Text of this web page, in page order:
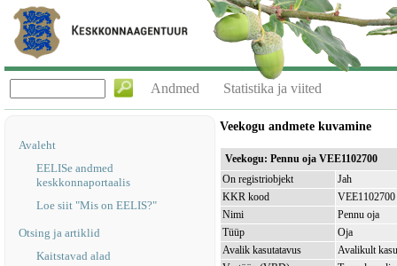
Andmed Statistika ja viited
Avaleht
EELISe andmed
keskkonnaportaalis
Loe siit "Mis on EELIS?"
Otsing ja artiklid
Kaitstavad alad
Veekogu andmete kuvamine
Veekogu: Pennu oja VEE1102700
On registriobjekt
Jah
KKR kood
VEE1102700
Nimi
Pennu oja
Tüüp
Oja
Avalik kasutatavus
Avalikult